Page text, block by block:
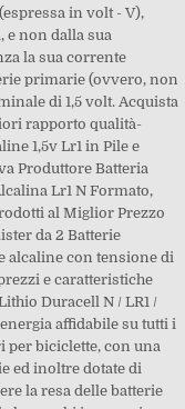
in volt - V),
e non dalla sua
la sua corrente
primarie (ovvero, non
di 1,5 volt. Acquista
rapporto qualità-
1,5v Lr1 in Pile e
Produttore Batteria
Lr1 N Formato,
al Miglior Prezzo
da 2 Batterie
alcaline con tensione di
e caratteristiche
Duracell N / LR1 /
affidabile su tutti i
per biciclette, con una
ed inoltre dotate di
la resa delle batterie